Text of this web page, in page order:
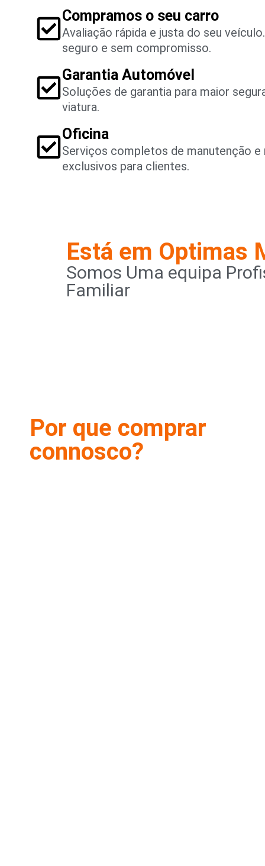
Compramos o seu carro
Avaliação rápida e justa do seu
seguro e sem compromisso.
Garantia Automóvel
Soluções de garantia para maior
viatura.
Oficina
Serviços completos de manutenção e
exclusivos para clientes.
Está em Optimas
Somos Uma equipa
Familiar
Por que comprar
connosco?